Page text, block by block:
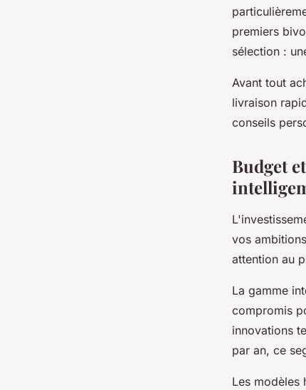
premiers
sélection :
Avant tout
livraison
conseils
Budget
vos
attention au
La gamme
compromis
innovations
par an, ce
Les modèles